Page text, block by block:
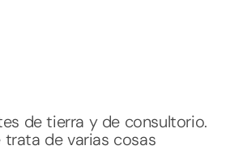
de tierra y de consultorio.
trata de varias cosas